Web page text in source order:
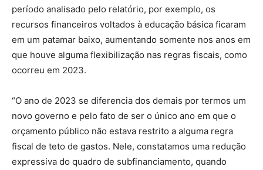
período analisado pelo relatório, por exemplo, os
recursos financeiros voltados à educação básica ficaram
em um patamar baixo, aumentando somente nos anos em
que houve alguma flexibilização nas regras fiscais, como
ocorreu em 2023.
“O ano de 2023 se diferencia dos demais por termos um
novo governo e pelo fato de ser o único ano em que o
orçamento público não estava restrito a alguma regra
fiscal de teto de gastos. Nele, constatamos uma redução
expressiva do quadro de subfinanciamento, quando